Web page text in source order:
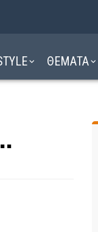
ΘΕΜΑΤΑ